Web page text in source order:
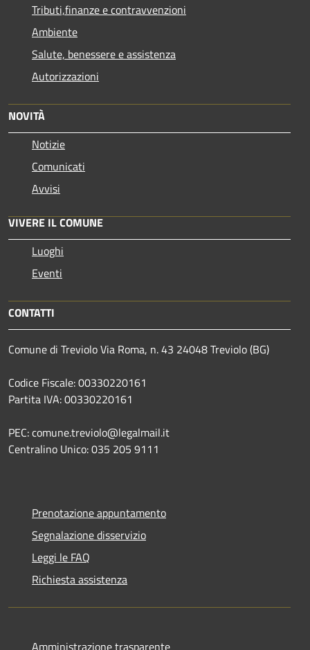
Tributi,finanze e contravvenzioni
Ambiente
Salute, benessere e assistenza
Autorizzazioni
NOVITÀ
Notizie
Comunicati
Avvisi
VIVERE IL COMUNE
Luoghi
Eventi
CONTATTI
Comune di Treviolo Via Roma, n. 43 24048 Treviolo (BG)
Codice Fiscale: 00330220161
Partita IVA: 00330220161
PEC: comune.treviolo@legalmail.it
Centralino Unico:035 205 9111
Prenotazione appuntamento
Segnalazione disservizio
Leggi le FAQ
Richiesta assistenza
Amministrazione trasparente